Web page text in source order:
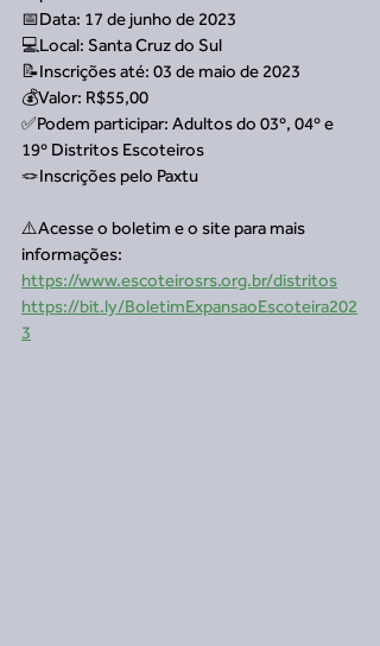
📅Data: 17 de junho de 2023
💻Local: Santa Cruz do Sul
📝Inscrições até: 03 de maio de 2023
💰Valor: R$55,00
✅Podem participar: Adultos do 03º, 04º e
19º Distritos Escoteiros
🪢Inscrições pelo Paxtu
⚠️Acesse o boletim e o site para mais
informações:
https://www.escoteirosrs.org.br/distritos
https://bit.ly/BoletimExpansaoEscoteira202
3